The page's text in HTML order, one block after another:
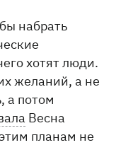
набрать
хотят люди.
желаний, а не
а потом
Весна
планам не